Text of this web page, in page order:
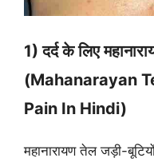
1) दर्द के लिए
(Mahanarayan
Pain In Hindi)
महानारायण तेल जड़ी-